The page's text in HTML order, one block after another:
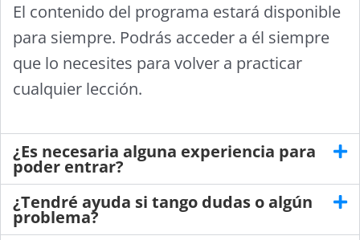
El contenido del programa estará disponible
para siempre. Podrás acceder a él siempre
que lo necesites para volver a practicar
cualquier lección.
¿Es necesaria alguna experiencia para
poder entrar?
¿Tendré ayuda si tango dudas o algún
problema?